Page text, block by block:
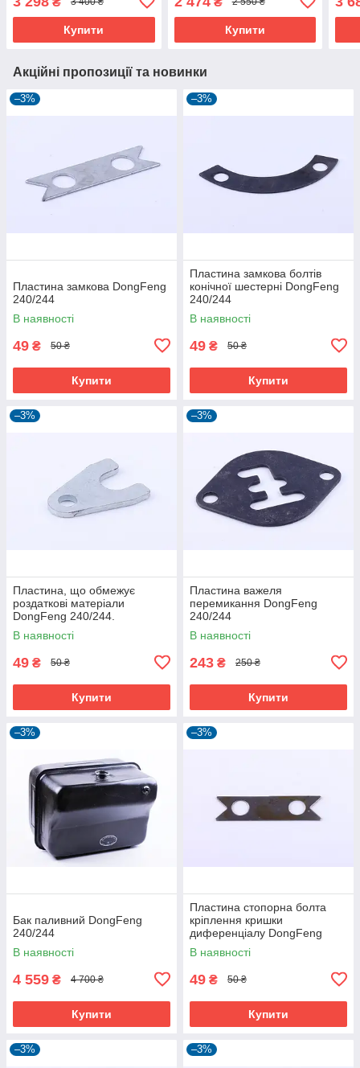
Купити Купити
Акційні пропозиції та новинки
–3%
Пластина замкова DongFeng
240/244
В наявності
49 ₴ 50 ₴
Купити
–3%
Пластина замкова болтів
конічної шестерні DongFeng
240/244
В наявності
49 ₴ 50 ₴
Купити
–3%
Пластина, що обмежує
роздаткові матеріали
DongFeng 240/244.
В наявності
49 ₴ 50 ₴
Купити
–3%
Пластина важеля
перемикання DongFeng
240/244
В наявності
243 ₴ 250 ₴
Купити
–3%
Бак паливний DongFeng
240/244
В наявності
4 559 ₴ 4 700 ₴
Купити
–3%
Пластина стопорна болта
кріплення кришки
диференціалу DongFeng
354/404
В наявності
49 ₴ 50 ₴
Купити
–3% –3%